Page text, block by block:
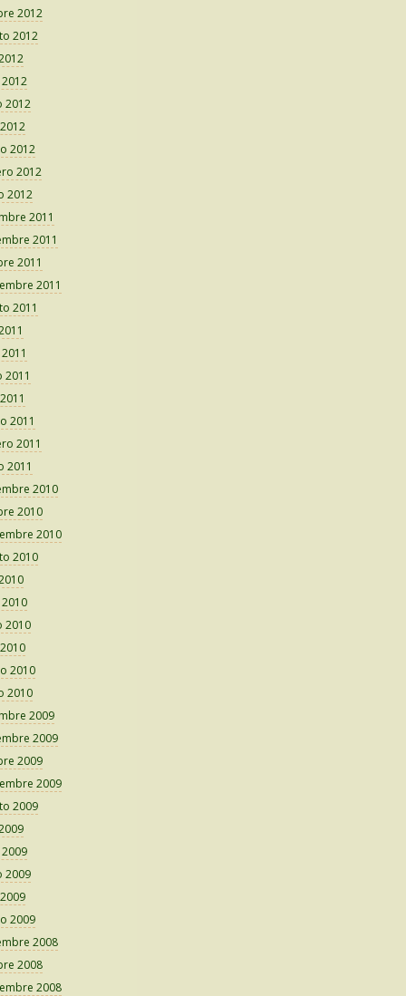
2012
2012
2012
2012
2012
2012
2011
2011
2011
2011
2011
2011
2011
2011
2011
2010
2010
2010
2010
2010
2010
2010
2009
2009
2009
2009
2009
2009
2009
2008
2008
2008